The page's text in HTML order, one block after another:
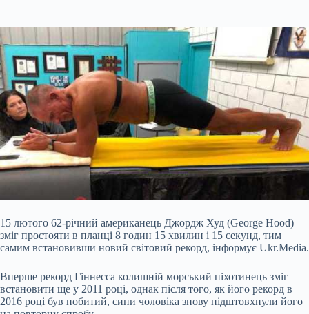
15 лютого 62-річний американець Джордж Худ (George Hood)
зміг простояти в планці 8 годин 15 хвилин і 15 секунд, тим
самим встановивши новий світовий рекорд, інформує Ukr.Media.
Вперше рекорд Гіннесса колишній морський піхотинець зміг
встановити ще у 2011 році, однак після того, як його рекорд в
2016 році був побитий, сини чоловіка знову підштовхнули його